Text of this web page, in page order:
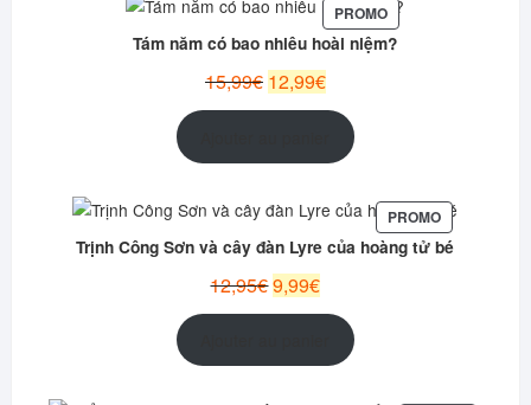
PROMOPRODUIT
EN
PROMOTION
Tám năm có bao nhiêu hoài niệm?
15,99€ Le
prix
12,99€Le
prix
actuel
est :
PROMOPRODUIT
EN
PROMOTION
Trịnh Công Sơn và cây đàn Lyre của hoàng tử bé
12,95€Le
9,99€Le
actuel
est :